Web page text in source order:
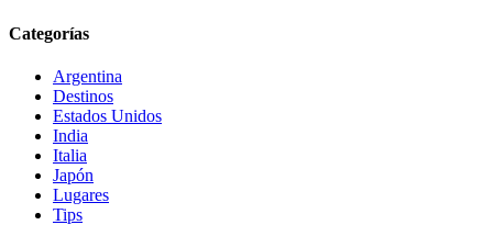
Categorías
Argentina
Destinos
Estados Unidos
India
Italia
Japón
Lugares
Tips